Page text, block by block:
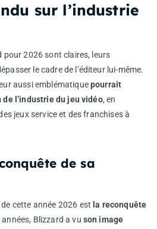
sur l’industrie
pour 2026 sont claires, leurs
le cadre de l’éditeur lui-même.
aussi emblématiquepourrait
l’industrie du jeu vidéo, en
jeux service et des franchises à
de sa
cette année 2026 est la reconquête
années, Blizzard a vu son image